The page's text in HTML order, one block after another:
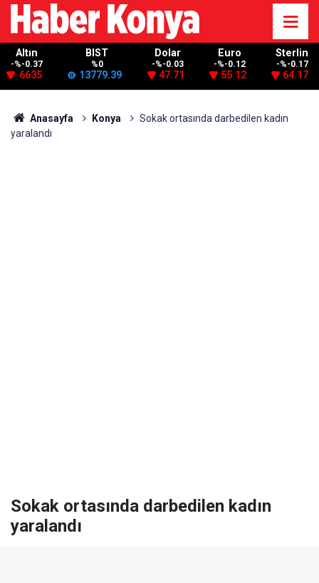
Altın
-%-0.37
6635
BIST
%0
13779.39
Dolar
-%-0.03
47.71
Euro
-%-0.12
55.12
Sterlin
-%-0.17
64.17
Anasayfa Konya
Sokak ortasında darbedilen kadın
yaralandı
Sokak ortasında darbedilen kadın
yaralandı